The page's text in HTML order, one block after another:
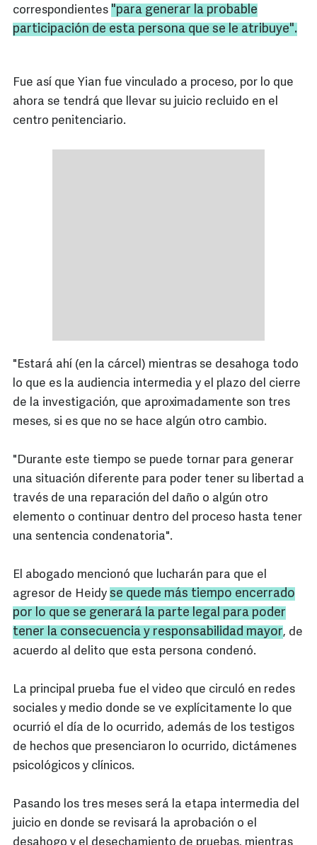
correspondientes "para generar la probable
participación de esta persona que se le atribuye".
Fue así que Yian fue vinculado a proceso, por lo que
ahora se tendrá que llevar su juicio recluido en el
centro penitenciario.
"Estará ahí (en la cárcel) mientras se desahoga todo
lo que es la audiencia intermedia y el plazo del cierre
de la investigación, que aproximadamente son tres
meses, si es que no se hace algún otro cambio.
"Durante este tiempo se puede tornar para generar
una situación diferente para poder tener su libertad a
través de una reparación del daño o algún otro
elemento o continuar dentro del proceso hasta tener
una sentencia condenatoria".
El abogado mencionó que lucharán para que el
agresor de Heidy se quede más tiempo encerrado
por lo que se generará la parte legal para poder
tener la consecuencia y responsabilidad mayor, de
acuerdo al delito que esta persona condenó.
La principal prueba fue el video que circuló en redes
sociales y medio donde se ve explícitamente lo que
ocurrió el día de lo ocurrido, además de los testigos
de hechos que presenciaron lo ocurrido, dictámenes
psicológicos y clínicos.
Pasando los tres meses será la etapa intermedia del
juicio en donde se revisará la aprobación o el